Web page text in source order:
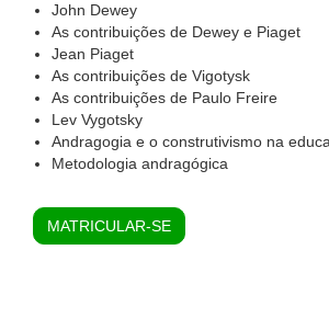
John Dewey
As contribuições de Dewey e Piaget
Jean Piaget
As contribuições de Vigotysk
As contribuições de Paulo Freire
Lev Vygotsky
Andragogia e o construtivismo na
Metodologia andragógica
MATRICULAR-SE